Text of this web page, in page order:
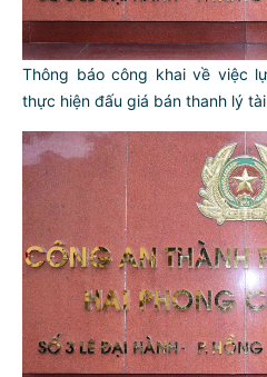
Thông báo công khai về việc
thực hiện đấu giá bán thanh lý